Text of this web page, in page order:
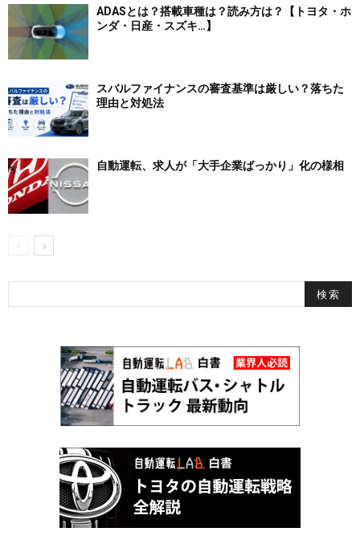
ADASとは？搭載車種は？読み方は？【トヨタ・ホ
ンダ・日産・スズキ…】
スバルファイナンスの審査基準は厳しい？落ちた
理由と対処法
自動運転、求人が「大手企業ばっかり」化の様相